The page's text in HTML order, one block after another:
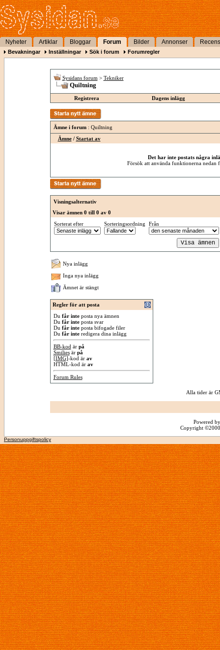
Nyheter Artiklar Bloggar Forum Bilder Annonser
Bevakningar Inställningar Sök i forum Forumregler
Sysidans forum > Tekniker
Quiltning
Registrera Dagens inlägg
Ämne i forum: Quiltning
Ämne/ Startat av
Det har inte postats några
Försök att använda funktionerna nedan
Visningsalternativ
Visar ämnen 0 till 0 av 0
Sorterat efter
Sorteringsordning Från
Nya inlägg
Inga nya inlägg
Ämnet är stängt
Regler för att posta
Du får inteposta nya ämnen
Du får inteposta svar
Du får inteposta bifogade filer
Du får interedigera dina inlägg
BB-kod är på
Smiliesär på
[IMG]-kod är av
HTML-kod är av
Forum Rules
Alla tider är
Powered
Copyright
Personuppgiftspolicy